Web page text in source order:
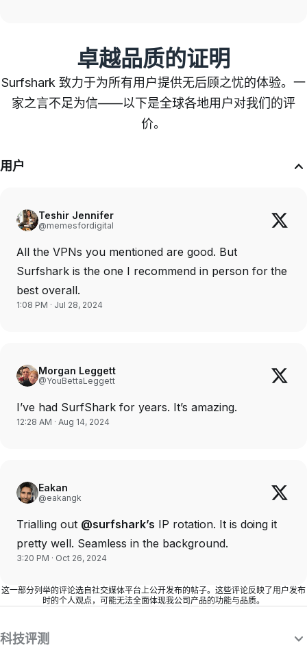
卓越品质的证明
Surfshark 致力于为所有用户提供无后顾之忧的体验。一
家之言不足为信——以下是全球各地用户对我们的评
价。
用户
Teshir Jennifer
@memesfordigital
All the VPNs you mentioned are good. But
Surfshark is the one I recommend in person for the
best overall.
1:08 PM · Jul 28, 2024
Morgan Leggett
@YouBettaLeggett
I’ve had SurfShark for years. It’s amazing.
12:28 AM · Aug 14, 2024
Eakan
@eakangk
Trialling out @surfshark’s IP rotation. It is doing it
pretty well. Seamless in the background.
3:20 PM · Oct 26, 2024
这一部分列举的评论选自社交媒体平台上公开发布的帖子。这些评论反映了用户发布
时的个人观点，可能无法全面体现我公司产品的功能与品质。
科技评测